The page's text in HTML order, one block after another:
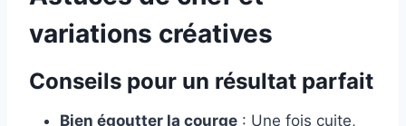
variations créatives
Conseils pour un résultat parfait
Bien égoutter la courge : Une fois cuite,